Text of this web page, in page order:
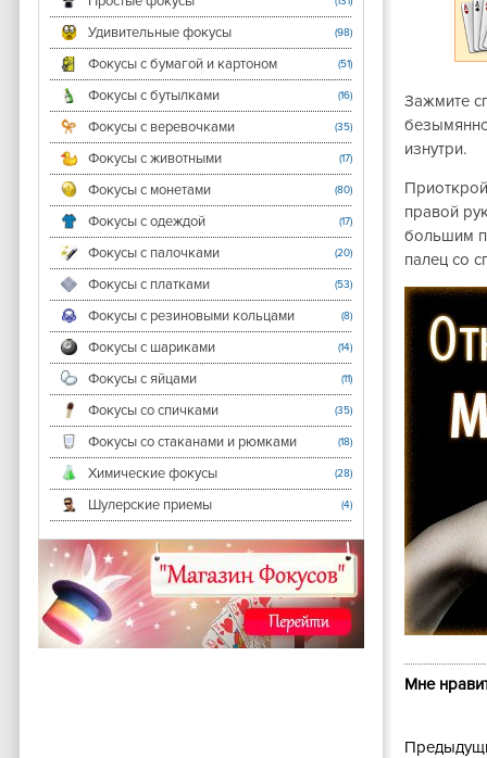
Удивительные фокусы (98)
Фокусы с бумагой и картоном (51)
Фокусы с бутылками (16)
Фокусы с веревочками (35)
Фокусы с животными (17)
Фокусы с монетами (80)
Фокусы с одеждой (17)
Фокусы с палочками (20)
Фокусы с платками (53)
Фокусы с резиновыми кольцами (8)
Фокусы с шариками (14)
Фокусы с яйцами (11)
Фокусы со спичками (35)
Фокусы со стаканами и рюмками (18)
Химические фокусы (28)
Шулерские приемы (4)
Зажмите
изнутри.
правой
большим
палец со
Мне